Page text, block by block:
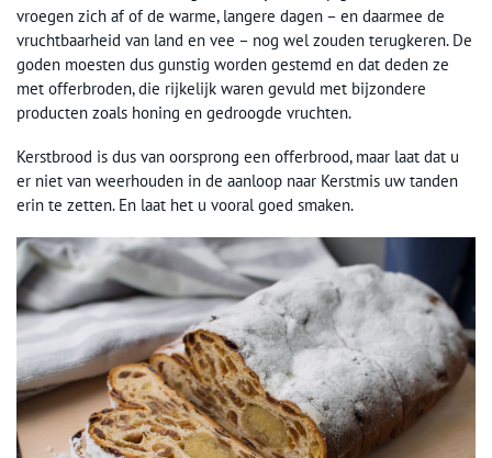
vroegen zich af of de warme, langere dagen – en daarmee de
vruchtbaarheid van land en vee – nog wel zouden terugkeren. De
goden moesten dus gunstig worden gestemd en dat deden ze
met offerbroden, die rijkelijk waren gevuld met bijzondere
producten zoals honing en gedroogde vruchten.
Kerstbrood is dus van oorsprong een offerbrood, maar laat dat u
er niet van weerhouden in de aanloop naar Kerstmis uw tanden
erin te zetten. En laat het u vooral goed smaken.